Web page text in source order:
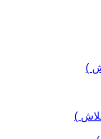
)
)